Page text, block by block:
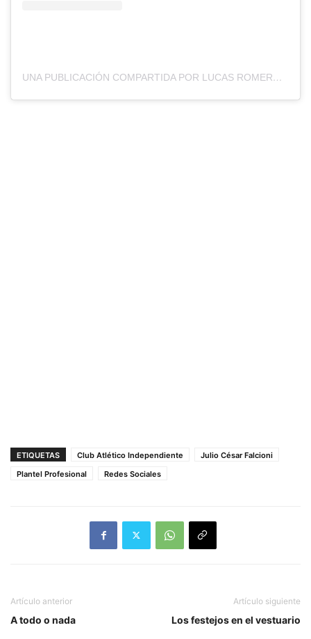
UNA PUBLICACIÓN COMPARTIDA POR LUCAS ROMERO (@LUCAS.ROMERO29)
ETIQUETAS Club Atlético Independiente
Julio César Falcioni
Plantel Profesional
Redes Sociales
Artículo anterior
A todo o nada
Artículo siguiente
Los festejos en el vestuario